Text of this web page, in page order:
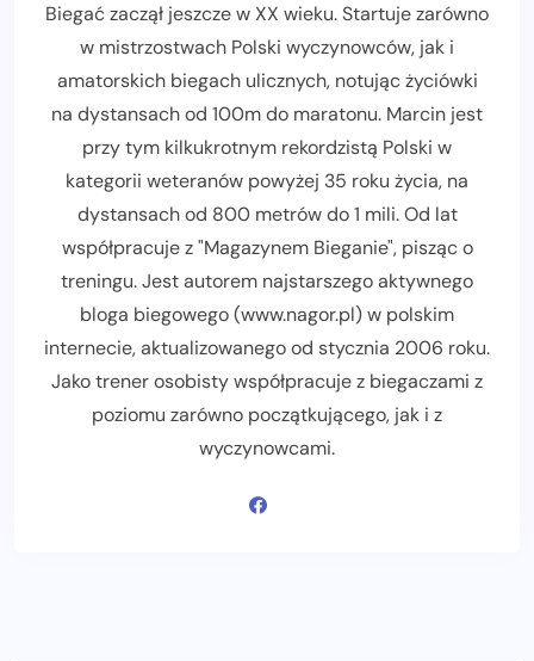
Biegać zaczął jeszcze w XX wieku. Startuje zarówno
w mistrzostwach Polski wyczynowców, jak i
amatorskich biegach ulicznych, notując życiówki
na dystansach od 100m do maratonu. Marcin jest
przy tym kilkukrotnym rekordzistą Polski w
kategorii weteranów powyżej 35 roku życia, na
dystansach od 800 metrów do 1 mili. Od lat
współpracuje z "Magazynem Bieganie", pisząc o
treningu. Jest autorem najstarszego aktywnego
bloga biegowego (www.nagor.pl) w polskim
internecie, aktualizowanego od stycznia 2006 roku.
Jako trener osobisty współpracuje z biegaczami z
poziomu zarówno początkującego, jak i z
wyczynowcami.